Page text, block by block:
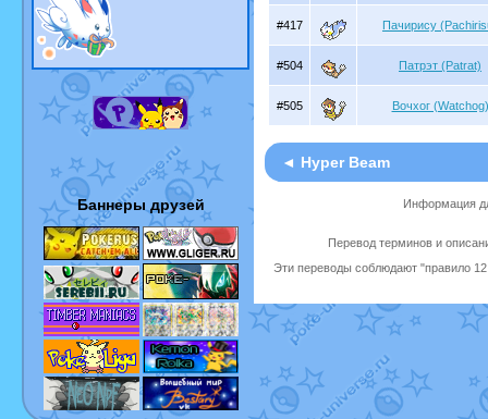
Баннеры друзей
#417 Пачирису
#504 Патрэт (Patrat)
#505 Вочхог (Watchog)
◄ Hyper Beam
Информация
Перевод терминов и
Эти переводы соблюдают "правило 12